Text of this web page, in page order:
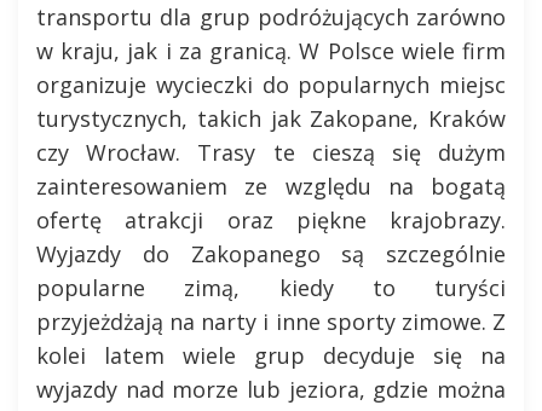
transportu dla grup podróżujących zarówno
w kraju, jak i za granicą. W Polsce wiele firm
organizuje wycieczki do popularnych miejsc
turystycznych, takich jak Zakopane, Kraków
czy Wrocław. Trasy te cieszą się dużym
zainteresowaniem ze względu na bogatą
ofertę atrakcji oraz piękne krajobrazy.
Wyjazdy do Zakopanego są szczególnie
popularne zimą, kiedy to turyści
przyjeżdżają na narty i inne sporty zimowe. Z
kolei latem wiele grup decyduje się na
wyjazdy nad morze lub jeziora, gdzie można